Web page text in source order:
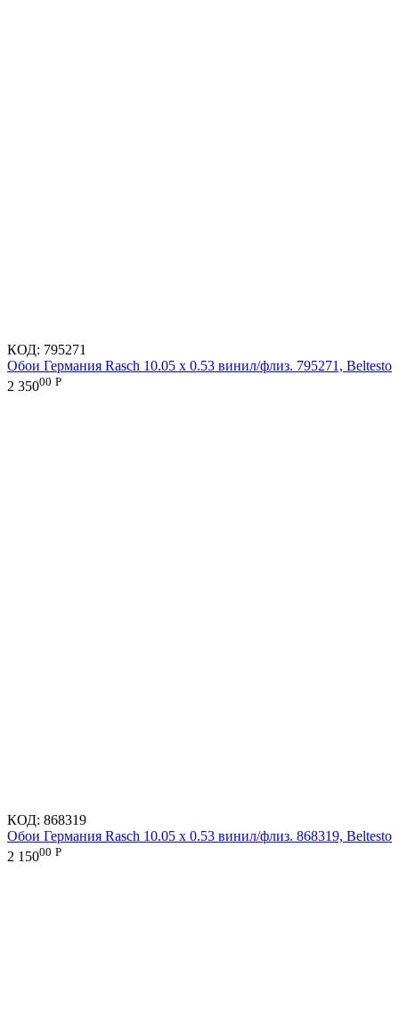
КОД: 795271
Обои Германия Rasch 10.05 х 0.53 винил/флиз. 795271, Beltesto
2 35000 Р
КОД: 868319
Обои Германия Rasch 10.05 х 0.53 винил/флиз. 868319, Beltesto
2 15000 Р